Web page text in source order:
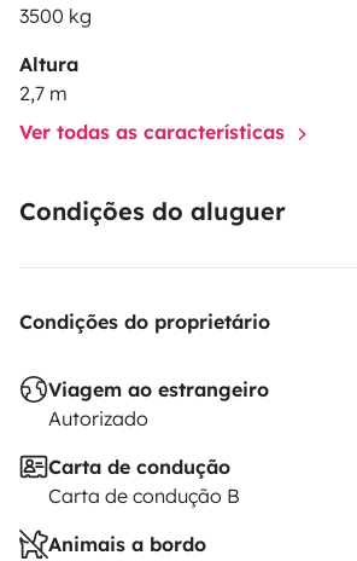
3500 kg
Altura
2,7 m
Ver todas as características
Condições do aluguer
Condições do proprietário
Viagem ao estrangeiro
Autorizado
Carta de condução
Carta de condução B
Animais a bordo